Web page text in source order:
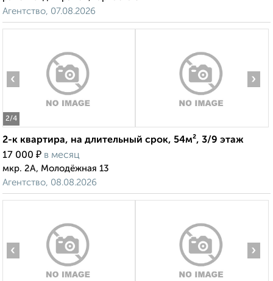
Агентство, 07.08.2026
2/4
‹ ›
2-к квартира, на длительный срок, 54м², 3/9 этаж
17 000 ₽ в месяц
мкр. 2А, Молодёжная 13
Агентство, 08.08.2026
‹ ›